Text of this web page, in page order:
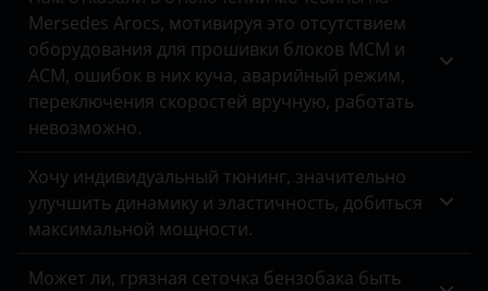
Mersedes Arocs, мотивируя это отсутствием
оборудования для прошивки блоков MCM и
ACM, ошибок в них куча, аварийный режим,
переключения скоростей вручную, работать
невозможно.
Хочу индивидуальный тюнинг, значительно
улучшить динамику и эластичность, добиться
максимальной мощности.
Может ли, грязная сеточка бензобака быть